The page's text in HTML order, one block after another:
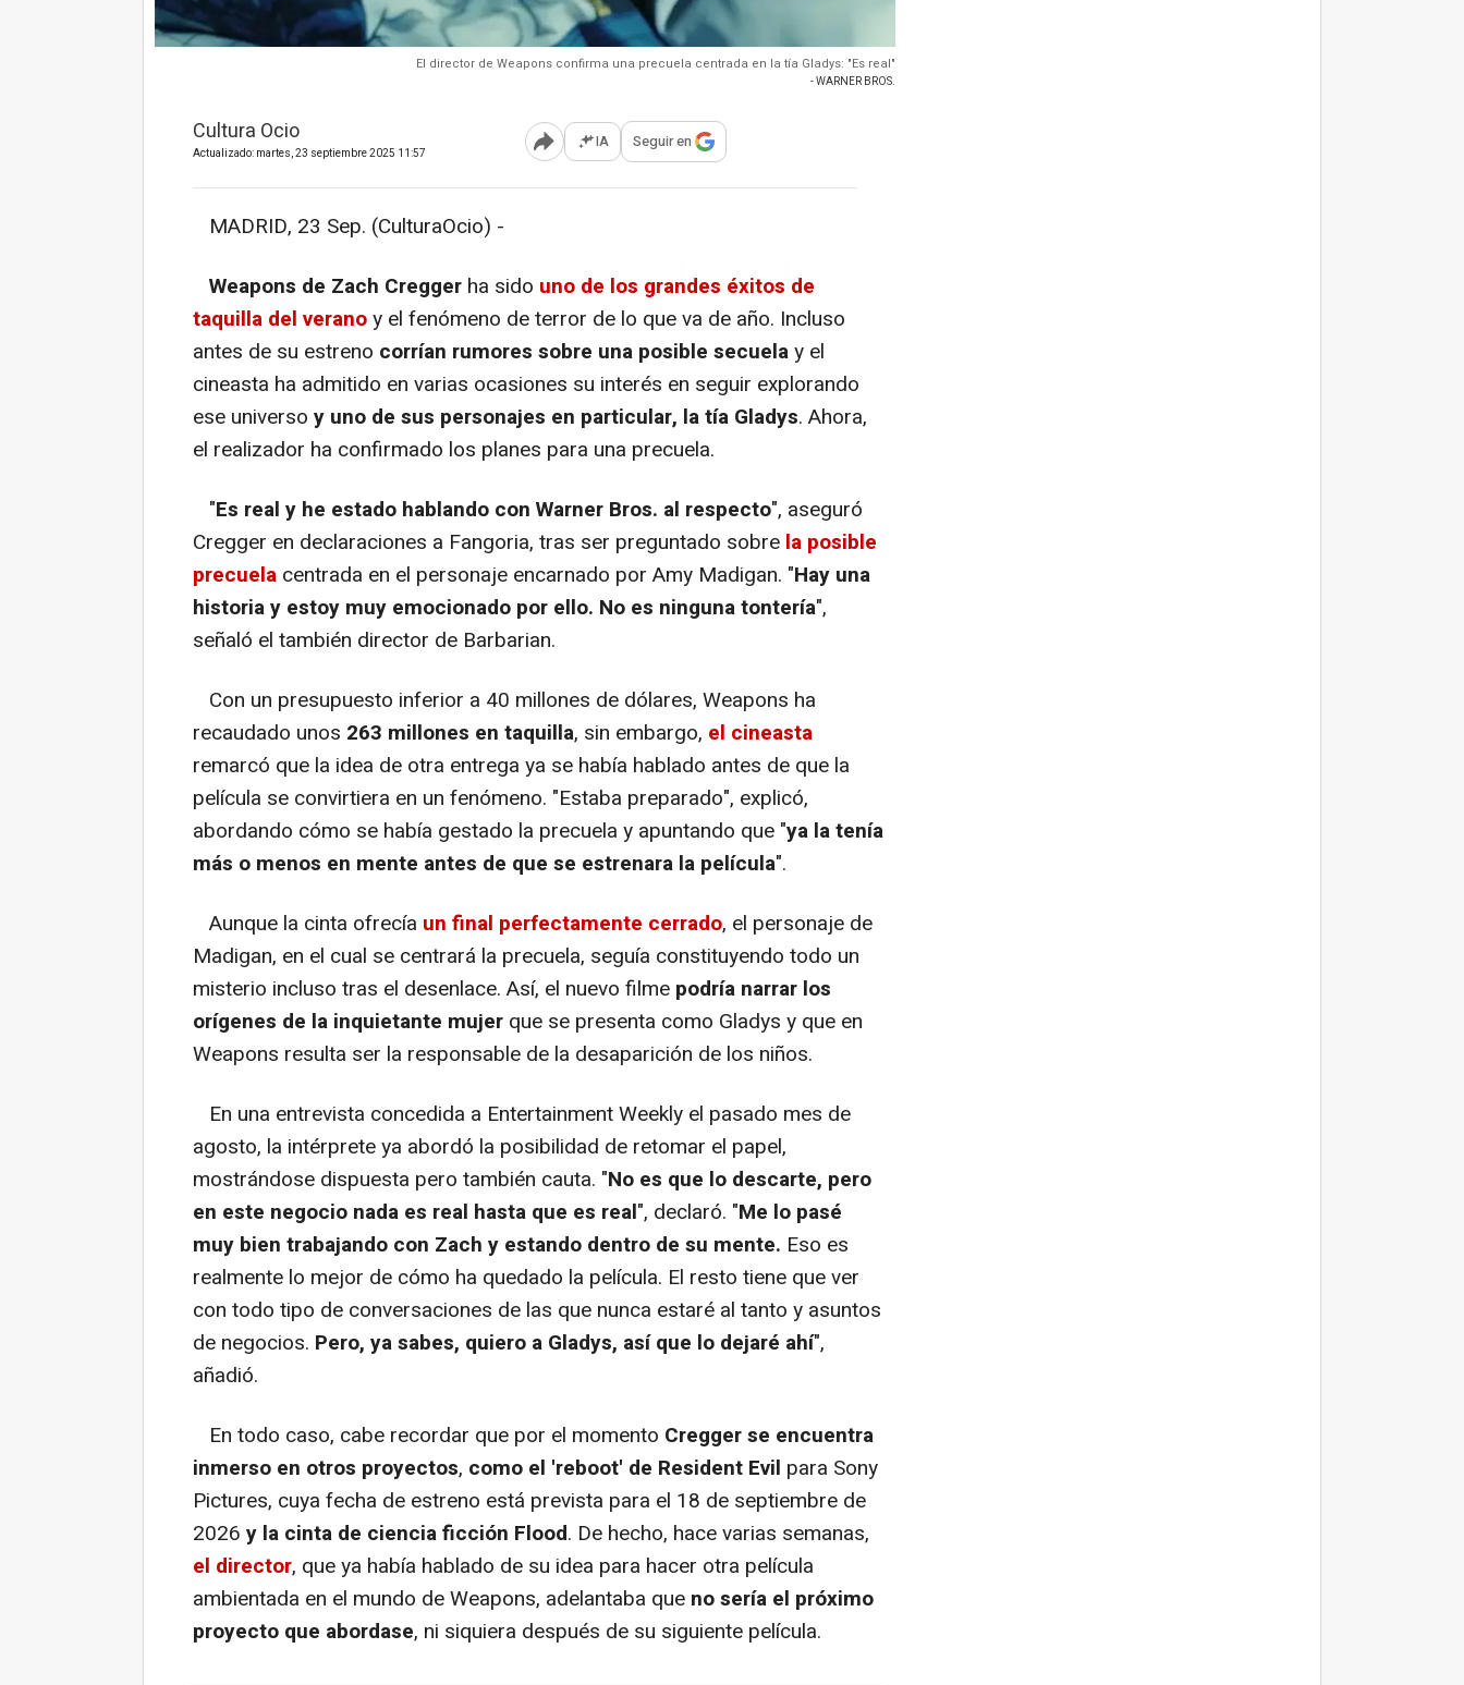
El director de Weapons confirma una precuela centrada en la tía Gladys: "Es real"
- WARNER BROS.
Cultura Ocio
Actualizado: martes, 23 septiembre 2025 11:57 Abrir opciones para compartir
IA Seguir en
MADRID, 23 Sep. (CulturaOcio) -
Weapons de Zach Cregger ha sido uno de los grandes éxitos de
taquilla del veranoy el fenómeno de terror de lo que va de año. Incluso
antes de su estreno corrían rumores sobre una posible secuelay el
cineasta ha admitido en varias ocasiones su interés en seguir explorando
ese universo y uno de sus personajes en particular, la tía Gladys. Ahora,
el realizador ha confirmado los planes para una precuela.
"Es real y he estado hablando con Warner Bros. al respecto", aseguró
Cregger en declaraciones a Fangoria, tras ser preguntado sobre la posible
precuela centrada en el personaje encarnado por Amy Madigan. "Hay una
historia y estoy muy emocionado por ello. No es ninguna tontería",
señaló el también director de Barbarian.
Con un presupuesto inferior a 40 millones de dólares, Weapons ha
recaudado unos 263 millones en taquilla, sin embargo, el cineasta
remarcó que la idea de otra entrega ya se había hablado antes de que la
película se convirtiera en un fenómeno. "Estaba preparado", explicó,
abordando cómo se había gestado la precuela y apuntando que "ya la tenía
más o menos en mente antes de que se estrenara la película".
Aunque la cinta ofrecía un final perfectamente cerrado, el personaje de
Madigan, en el cual se centrará la precuela, seguía constituyendo todo un
misterio incluso tras el desenlace. Así, el nuevo filme podría narrar los
orígenes de la inquietante mujer que se presenta como Gladys y que en
Weapons resulta ser la responsable de la desaparición de los niños.
En una entrevista concedida a Entertainment Weekly el pasado mes de
agosto, la intérprete ya abordó la posibilidad de retomar el papel,
mostrándose dispuesta pero también cauta. "No es que lo descarte, pero
en este negocio nada es real hasta que es real", declaró. "Me lo pasé
muy bien trabajando con Zach y estando dentro de su mente. Eso es
realmente lo mejor de cómo ha quedado la película. El resto tiene que ver
con todo tipo de conversaciones de las que nunca estaré al tanto y asuntos
de negocios. Pero, ya sabes, quiero a Gladys, así que lo dejaré ahí",
añadió.
En todo caso, cabe recordar que por el momento Cregger se encuentra
inmerso en otros proyectos, como el 'reboot' de Resident Evil para Sony
Pictures, cuya fecha de estreno está prevista para el 18 de septiembre de
2026 y la cinta de ciencia ficción Flood. De hecho, hace varias semanas,
el director, que ya había hablado de su idea para hacer otra película
ambientada en el mundo de Weapons, adelantaba que no sería el próximo
proyecto que abordase, ni siquiera después de su siguiente película.